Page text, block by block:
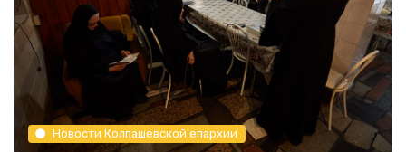
Новости Колпашевской епархии